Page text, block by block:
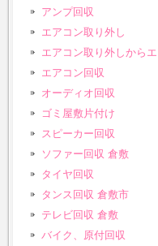
アンプ回収
エアコン取り外し
エアコン取り外しから
エアコン回収
オーディオ回収
ゴミ屋敷片付け
スピーカー回収
ソファー回収 倉敷
タイヤ回収
タンス回収 倉敷市
テレビ回収 倉敷
バイク、原付回収